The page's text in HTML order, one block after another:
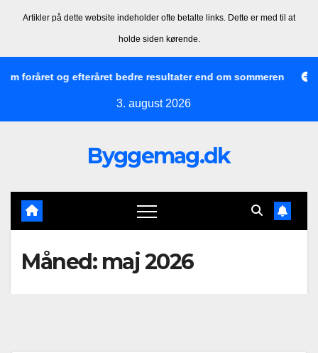
Artikler på dette website indeholder ofte betalte links. Dette er med til at
holde siden kørende.
og efteråret bedre resultater end om sommeren
3. august 2026
Byggemag.dk
Måned: maj 2026